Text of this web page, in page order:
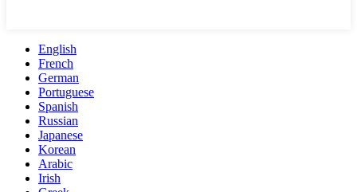
English
French
German
Portuguese
Spanish
Russian
Japanese
Korean
Arabic
Irish